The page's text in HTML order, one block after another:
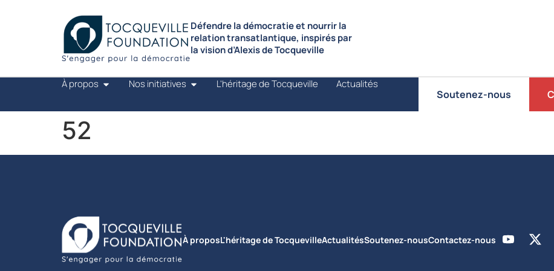
Défendre la démocratie et nourrir la
relation transatlantique, inspirés par
la vision d’Alexis de Tocqueville
À propos Nos initiatives L'héritage de Tocqueville Actualités
Soutenez-nous
52
À proposL'héritage de TocquevilleActualitésSoutenez-nousContactez-nous